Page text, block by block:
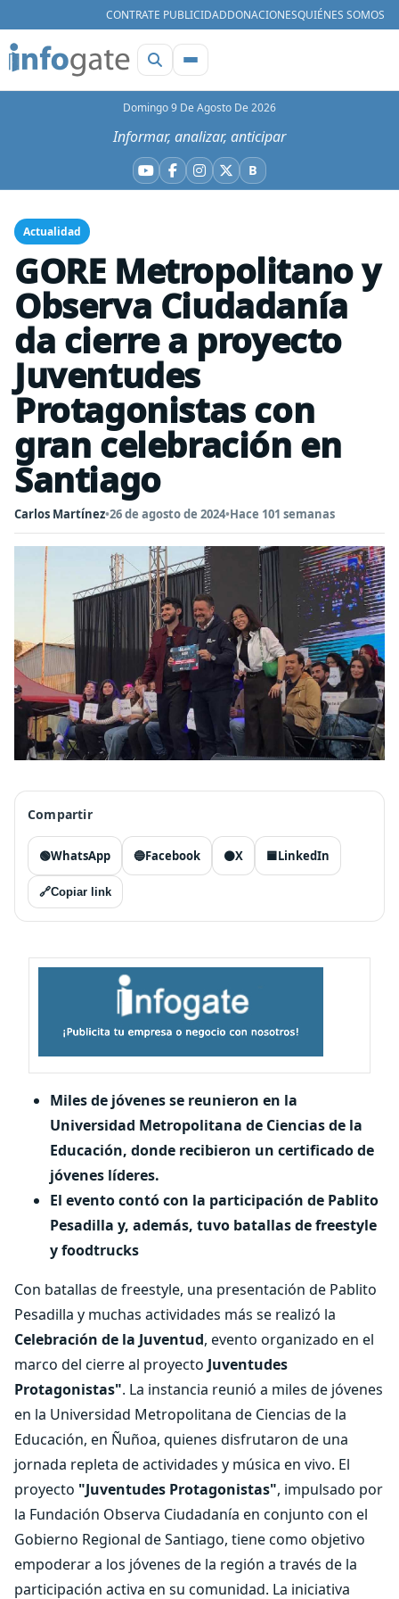
CONTRATE PUBLICIDADDONACIONESQUIÉNES SOMOS
Domingo 9 De Agosto De 2026
Informar, analizar, anticipar
YouTube
Facebook
Instagram
X BBluesky
Actualidad
GORE Metropolitano y
Observa Ciudadanía
da cierre a proyecto
Juventudes
Protagonistas con
gran celebración en
Santiago
Carlos Martínez•26 de agosto de 2024•Hace 101 semanas
Compartir
🟢WhatsApp 🔵Facebook ⚫X 🟦LinkedIn
🔗Copiar link
Miles de jóvenes se reunieron en la
Universidad Metropolitana de Ciencias de la
Educación, donde recibieron un certificado de
jóvenes líderes.
El evento contó con la participación de Pablito
Pesadilla y, además, tuvo batallas de freestyle
y foodtrucks
Con batallas de freestyle, una presentación de Pablito
Pesadilla y muchas actividades más se realizó la
Celebración de la Juventud, evento organizado en el
marco del cierre al proyecto Juventudes
Protagonistas". La instancia reunió a miles de jóvenes
en la Universidad Metropolitana de Ciencias de la
Educación, en Ñuñoa, quienes disfrutaron de una
jornada repleta de actividades y música en vivo. El
proyecto "Juventudes Protagonistas", impulsado por
la Fundación Observa Ciudadanía en conjunto con el
Gobierno Regional de Santiago, tiene como objetivo
empoderar a los jóvenes de la región a través de la
participación activa en su comunidad. La iniciativa